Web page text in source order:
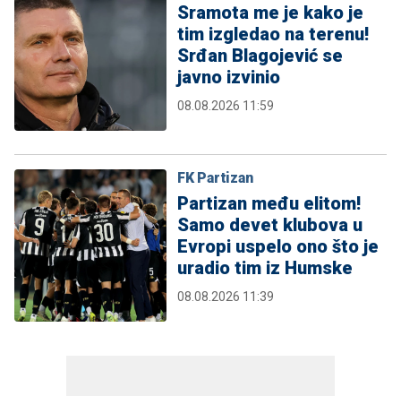
Sramota me je kako je
tim izgledao na terenu!
Srđan Blagojević se
javno izvinio
08.08.2026 11:59
FK Partizan
Partizan među elitom!
Samo devet klubova u
Evropi uspelo ono što je
uradio tim iz Humske
08.08.2026 11:39